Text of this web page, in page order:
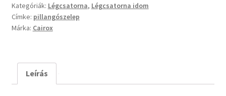
Kategóriák: Légcsatorna, Légcsatorna idom
Címke: pillangószelep
Márka: Cairox
Leírás